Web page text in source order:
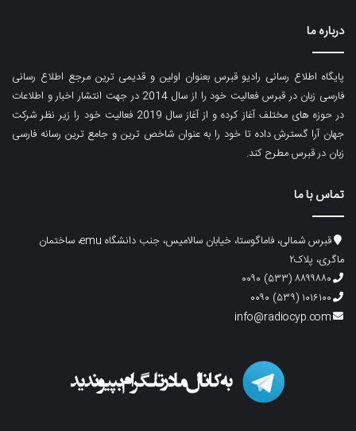
درباره ما
پایگاه اطلاع رسانی رادیو قبرس بعنوان اولین و قدیمی ترین مرجع اطلاع رسانی
فارسی زبان در قبرس فعالیت خود را از سال 2014 در جهت انتشار اخبار و اطلاعات
در حوزه های مختلف آغاز کرده و از آغاز سال 2019 فعالیت خود را زیر نظر شرکت
جهان آرا گسترش داده تا خود را به عنوان شاخص ترین و جامع ترین رسانه فارسی
زبان در قبرس مطرح کند.
تماس با ما
قبرس شمالی، فاماگوستا، خیابان سالامیس، جنب دانشگاه emu، ساختمان
ماگری، پلاک۲
۸۸۹۹۸۸۰ (۵۳۳) ۰۰۹۰
۱۰۱۶۱۰۰ (۵۳۹) ۰۰۹۰
info@radiocyp.com